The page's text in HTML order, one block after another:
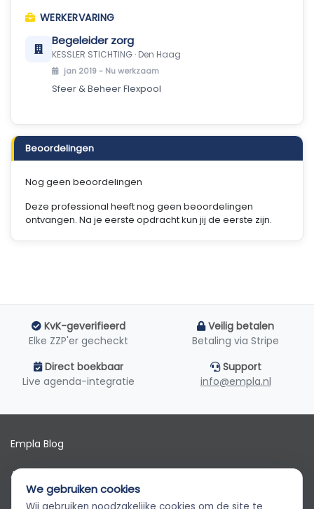
WERKERVARING
Begeleider zorg
KESSLER STICHTING · Den Haag
jan 2019 - Nu werkzaam
Sfeer & Beheer Flexpool
Beoordelingen
Nog geen beoordelingen
Deze professional heeft nog geen beoordelingen
ontvangen. Na je eerste opdracht kun jij de eerste zijn.
KvK-geverifieerd
Elke ZZP'er gecheckt
Veilig betalen
Betaling via Stripe
Direct boekbaar
Live agenda-integratie
Support
info@empla.nl
Empla Blog
Algemene voorwaarden
AVG
We gebruiken cookies